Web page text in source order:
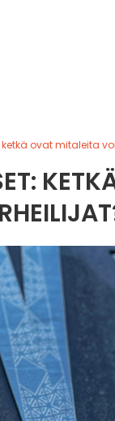
ovat mitaleita